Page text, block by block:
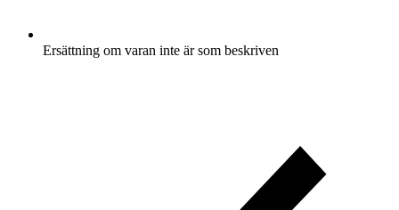
Ersättning om varan inte är som beskriven